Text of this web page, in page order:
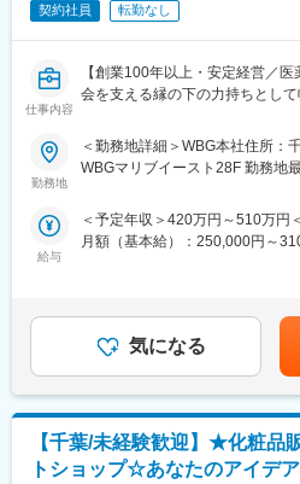
働くことが出来ます。
・自分のアイデアを取り入れて
を感じられます。
・個人ノルマは無し！チームで
す。
仲間と目標達成したときは大き
■未経験でも安心のサポート体
・入社後すぐに接客マナーの基
・全国の店舗の成功事例が共有
ル・知識を高められます。
■豊富なキャリアパス：
大手美容メーカーだから実現で
1）チーフ（店長）やエリアマネ
2）ピアスグループ内の様々な美
にチャレンジできます
3）店頭で培った経験をもとに、
ン・マーケティングなどに携わ
契約社員 転勤なし
仕事内容
【創業100年以上・安定経営／
会を支える縁の下の力持ちとして
■業務概要
当社は医薬品原薬・中間体、化
る職場環境を整える業務を担当
総務業務を通じて、組織基盤強
・労務・勤怠管理（入社・退職
の規程管理、就業規則の整備）
・備品・設備管理（防災備品、
務機器補充、修繕対応）
・庶務・文書管理（契約書・文
名刺管理、慶弔対応など）
・労働安全衛生管理（健康診断、
勤務地
＜勤務地詳細＞WBG本社住所：
WBGマリブイースト28F 勤務地
業所
給与
＜予定年収＞420万円～510万円
月額（基本給）：250,000円～
があります。月給(月額)は固定
気になる
【千葉/未経験歓迎】★化粧品
トショップ☆あなたのアイデ